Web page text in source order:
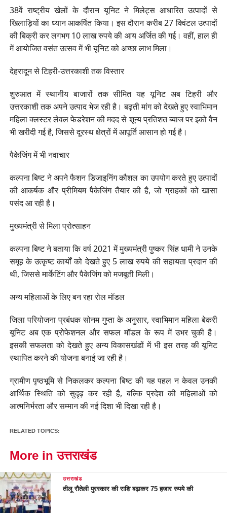
38वें राष्ट्रीय खेलों के दौरान यूनिट ने मिलेट्स आधारित उत्पादों से
खिलाड़ियों का ध्यान आकर्षित किया। इस दौरान करीब 27 क्विंटल उत्पादों
की बिक्री कर लगभग 10 लाख रुपये की आय अर्जित की गई। वहीं, हाल ही
में आयोजित वसंत उत्सव में भी यूनिट को अच्छा लाभ मिला।
देहरादून से टिहरी-उत्तरकाशी तक विस्तार
शुरुआत में स्थानीय बाजारों तक सीमित यह यूनिट अब टिहरी और
उत्तरकाशी तक अपने उत्पाद भेज रही है। बढ़ती मांग को देखते हुए स्वाभिमान
महिला क्लस्टर लेवल फेडरेशन की मदद से शून्य प्रतिशत ब्याज पर इको वैन
भी खरीदी गई है, जिससे दूरस्थ क्षेत्रों में आपूर्ति आसान हो गई है।
पैकेजिंग में भी नवाचार
कल्पना बिष्ट ने अपने फैशन डिजाइनिंग कौशल का उपयोग करते हुए उत्पादों
की आकर्षक और प्रीमियम पैकेजिंग तैयार की है, जो ग्राहकों को खासा
पसंद आ रही है।
मुख्यमंत्री से मिला प्रोत्साहन
कल्पना बिष्ट ने बताया कि वर्ष 2021 में मुख्यमंत्री पुष्कर सिंह धामी ने उनके
समूह के उत्कृष्ट कार्यों को देखते हुए 5 लाख रुपये की सहायता प्रदान की
थी, जिससे मार्केटिंग और पैकेजिंग को मजबूती मिली।
अन्य महिलाओं के लिए बन रहा रोल मॉडल
जिला परियोजना प्रबंधक सोनम गुप्ता के अनुसार, स्वाभिमान महिला बेकरी
यूनिट अब एक प्रोफेशनल और सफल मॉडल के रूप में उभर चुकी है।
इसकी सफलता को देखते हुए अन्य विकासखंडों में भी इस तरह की यूनिट
स्थापित करने की योजना बनाई जा रही है।
ग्रामीण पृष्ठभूमि से निकलकर कल्पना बिष्ट की यह पहल न केवल उनकी
आर्थिक स्थिति को सुदृढ़ कर रही है, बल्कि प्रदेश की महिलाओं को
आत्मनिर्भरता और सम्मान की नई दिशा भी दिखा रही है।
RELATED TOPICS:
More in उत्तराखंड
उत्तराखंड
तीलू रौतेली पुरस्कार की राशि बढ़ाकर 75 हजार रुपये की